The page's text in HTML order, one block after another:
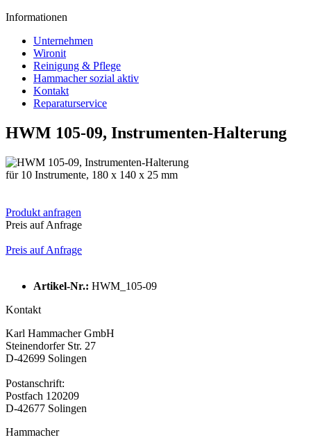
Informationen
Unternehmen
Wironit
Reinigung & Pflege
Hammacher sozial aktiv
Kontakt
Reparaturservice
HWM 105-09, Instrumenten-Halterung
für 10 Instrumente, 180 x 140 x 25 mm
Produkt anfragen
Preis auf Anfrage
Preis auf Anfrage
Artikel-Nr.: HWM_105-09
Kontakt
Karl Hammacher GmbH
Steinendorfer Str. 27
D-42699 Solingen
Postanschrift:
Postfach 120209
D-42677 Solingen
Hammacher